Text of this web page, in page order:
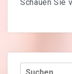
Schauen Sie
Suchen